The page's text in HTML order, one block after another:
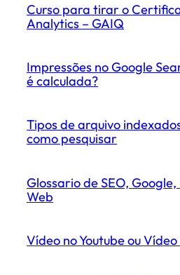
Curso para tirar o
Analytics – GAIQ
Impressões no Google
é calculada?
Tipos de arquivo
como pesquisar
Glossario de SEO,
Web
Vídeo no Youtube ou